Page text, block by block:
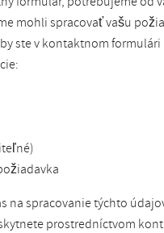
mohli spracovať vašu
ste v kontaktnom
na spracovanie týchto
prostredníctvom